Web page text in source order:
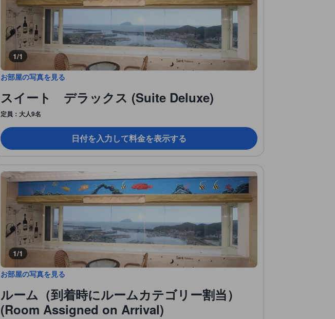
1/1
お部屋の写真を見る
スイート デラックス (Suite Deluxe)
定員：大人9名
日付を入力して料金を表示する
1/1
お部屋の写真を見る
ルーム（到着時にルームカテゴリー割当）
(Room Assigned on Arrival)